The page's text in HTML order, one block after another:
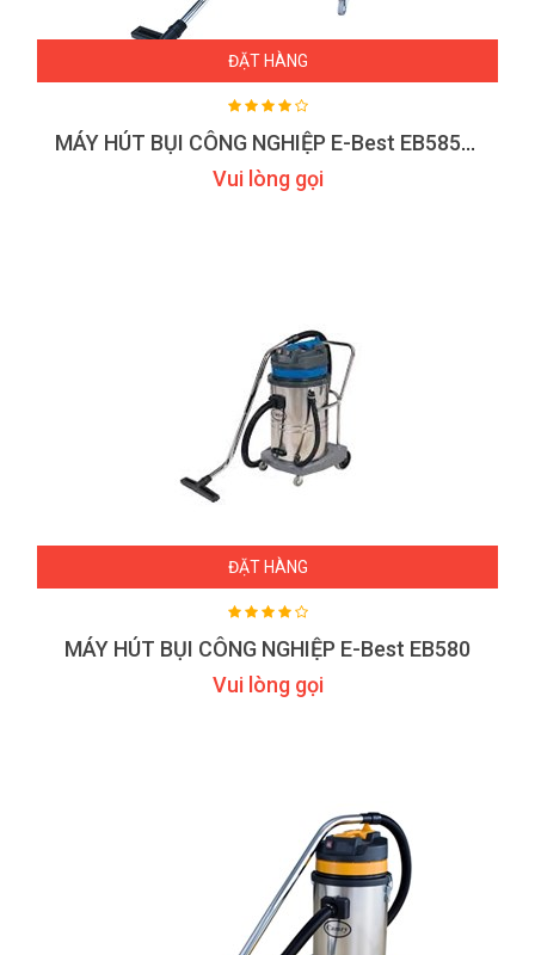
ĐẶT HÀNG
MÁY HÚT BỤI CÔNG NGHIỆP E-Best EB585-3
Vui lòng gọi
ĐẶT HÀNG
MÁY HÚT BỤI CÔNG NGHIỆP E-Best EB580
Vui lòng gọi